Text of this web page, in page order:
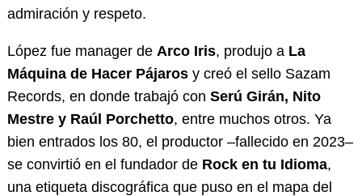
admiración y respeto.
López fue manager deArco Iris, produjo aLa
Máquina de Hacer Pájarosy creó el sello Sazam
Records, en donde trabajó con Serú Girán, Nito
Mestre y Raúl Porchetto, entre muchos otros. Ya
bien entrados los 80, el productor –fallecido en 2023–
se convirtió en el fundador de Rock en tu Idioma,
una etiqueta discográfica que puso en el mapa del